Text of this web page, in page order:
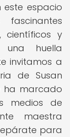
este espacio
científicos y
huella
invitamos a
de Susan
ha marcado
medios de
maestra
para